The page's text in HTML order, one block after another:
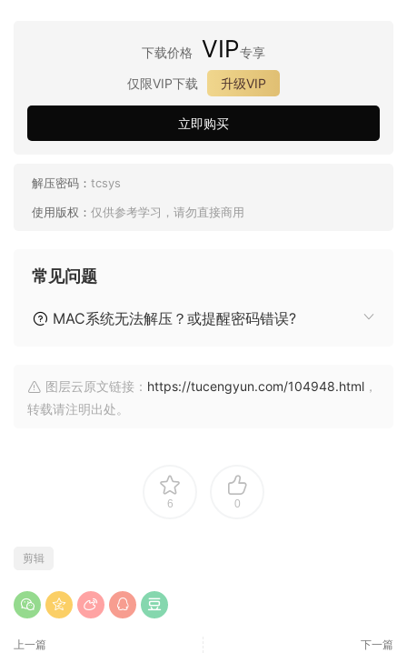
下载价格 VIP专享
仅限VIP下载
升级VIP
立即购买
解压密码： tcsys
使用版权： 仅供参考学习，请勿直接商用
常见问题
MAC系统无法解压？或提醒密码错误?
图层云原文链接： https://tucengyun.com/104948.html ，
转载请注明出处。
6 0
剪辑
上一篇 下一篇